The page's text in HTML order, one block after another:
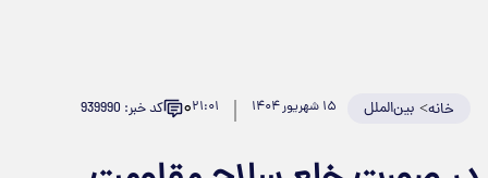
خانه> بین‌الملل ۱۵ شهریور ۱۴۰۴ ۲۱:۰۱۰ کد خبر: 939990